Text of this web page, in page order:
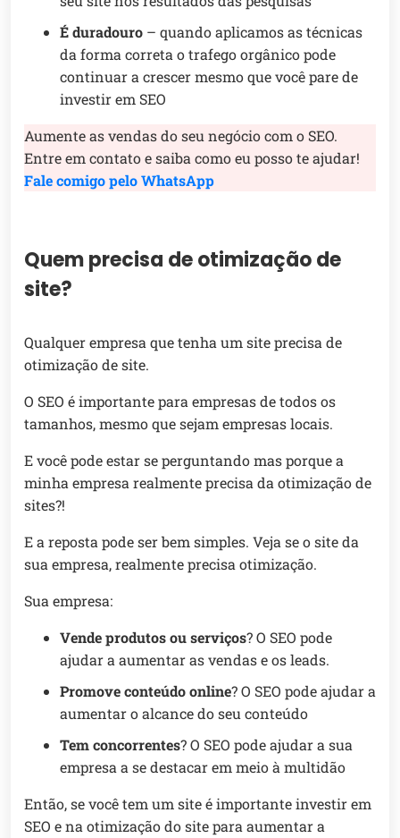
É duradouro – quando aplicamos as técnicas
da forma correta o trafego orgânico pode
continuar a crescer mesmo que você pare de
investir em SEO
Aumente as vendas do seu negócio com o SEO.
Entre em contato e saiba como eu posso te ajudar!
Fale comigo pelo WhatsApp
Quem precisa de otimização de
site?
Qualquer empresa que tenha um site precisa de
otimização de site.
O SEO é importante para empresas de todos os
tamanhos, mesmo que sejam empresas locais.
E você pode estar se perguntando mas porque a
minha empresa realmente precisa da otimização de
sites?!
E a reposta pode ser bem simples. Veja se o site da
sua empresa, realmente precisa otimização.
Sua empresa:
Vende produtos ou serviços? O SEO pode
ajudar a aumentar as vendas e os leads.
Promove conteúdo online? O SEO pode ajudar a
aumentar o alcance do seu conteúdo
Tem concorrentes? O SEO pode ajudar a sua
empresa a se destacar em meio à multidão
Então, se você tem um site é importante investir em
SEO e na otimização do site para aumentar a